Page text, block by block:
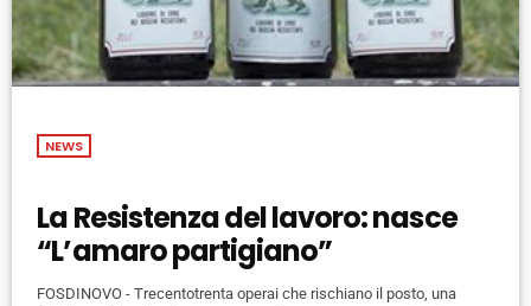
NEWS
La Resistenza del lavoro: nasce
“L’amaro partigiano”
FOSDINOVO - Trecentotrenta operai che rischiano il posto, una